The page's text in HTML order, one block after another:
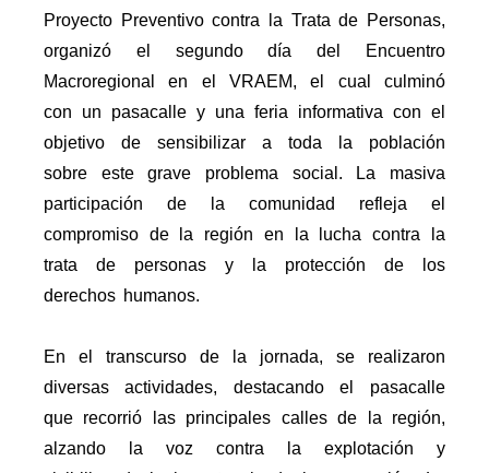
Proyecto Preventivo contra la Trata de Personas,
organizó el segundo día del Encuentro
Macroregional en el VRAEM, el cual culminó
con un pasacalle y una feria informativa con el
objetivo de sensibilizar a toda la población
sobre este grave problema social. La masiva
participación de la comunidad refleja el
compromiso de la región en la lucha contra la
trata de personas y la protección de los
derechos humanos.
En el transcurso de la jornada, se realizaron
diversas actividades, destacando el pasacalle
que recorrió las principales calles de la región,
alzando la voz contra la explotación y